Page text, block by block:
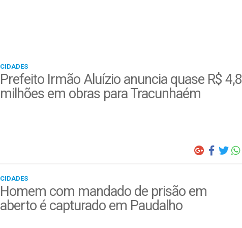
CIDADES
Prefeito Irmão Aluízio anuncia quase R$ 4,8
milhões em obras para Tracunhaém
CIDADES
Homem com mandado de prisão em
aberto é capturado em Paudalho